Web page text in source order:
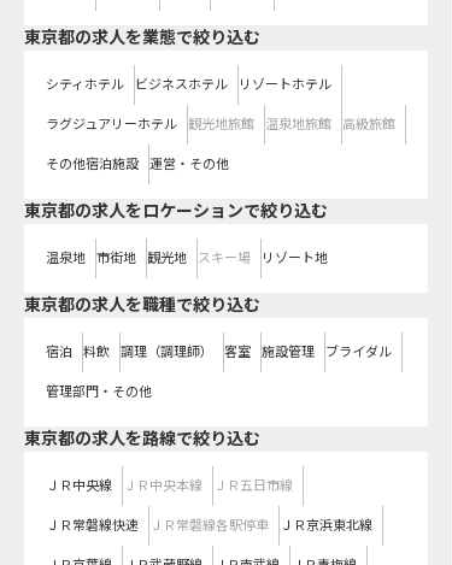
東京都の求人を業態で絞り込む
シティホテル ビジネスホテル リゾートホテル
ラグジュアリーホテル 観光地旅館 温泉地旅館 高級旅館
その他宿泊施設 運営・その他
東京都の求人をロケーションで絞り込む
温泉地 市街地 観光地 スキー場 リゾート地
東京都の求人を職種で絞り込む
宿泊 料飲 調理（調理師） 客室 施設管理 ブライダル
管理部門・その他
東京都の求人を路線で絞り込む
ＪＲ中央線 ＪＲ中央本線 ＪＲ五日市線
ＪＲ常磐線快速 ＪＲ常磐線各駅停車 ＪＲ京浜東北線